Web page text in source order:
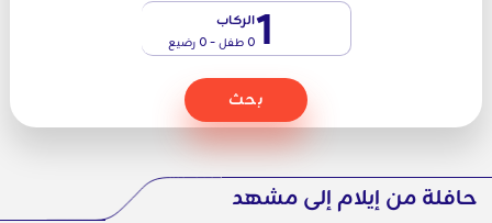
1الركاب
0 طفل - 0 رضيع
بحث
حافلة من إيلام إلى مشهد